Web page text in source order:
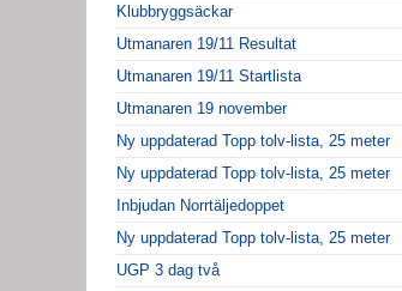
Klubbryggsäckar
Utmanaren 19/11 Resultat
Utmanaren 19/11 Startlista
Utmanaren 19 november
Ny uppdaterad Topp tolv-lista, 25 meter
Ny uppdaterad Topp tolv-lista, 25 meter
Inbjudan Norrtäljedoppet
Ny uppdaterad Topp tolv-lista, 25 meter
UGP 3 dag två